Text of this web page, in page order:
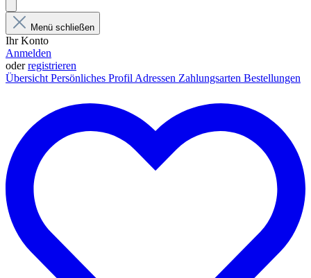
Menü schließen
Ihr Konto
Anmelden
oderregistrieren
Übersicht Persönliches Profil Adressen Zahlungsarten Bestellungen